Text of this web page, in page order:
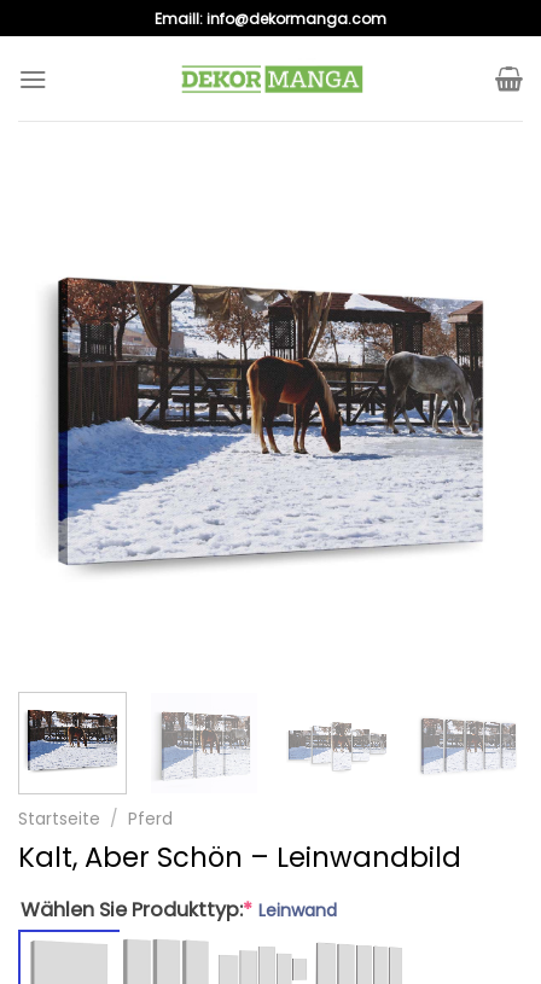
to
content
Emaill:info@dekormanga.com
Startseite / Pferd
Kalt, Aber Schön – Leinwandbild
Wählen Sie Produkttyp:* Leinwand